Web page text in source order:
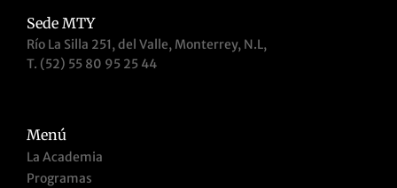
Sede MTY
Río La Silla 251, del Valle, Monterrey, N.L,
T. (52) 55 80 95 25 44
Menú
La Academia
Programas